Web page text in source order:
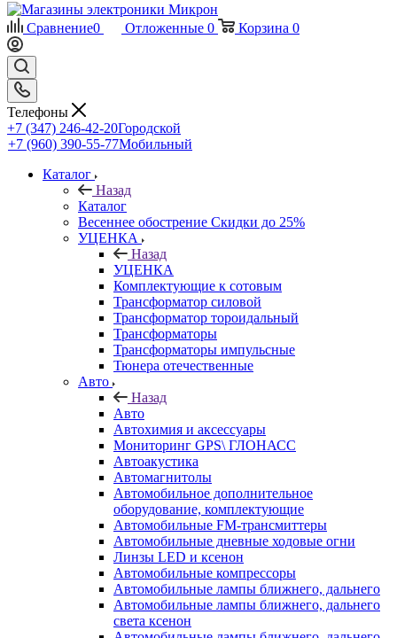
Сравнение0 Отложенные 0 Корзина 0
Телефоны
+7 (347) 246-42-20Городской
+7 (960) 390-55-77Мобильный
Каталог
Назад
Каталог
Весеннее обострение Скидки до 25%
УЦЕНКА
Назад
УЦЕНКА
Комплектующие к сотовым
Трансформатор силовой
Трансформатор тороидальный
Трансформаторы
Трансформаторы импульсные
Тюнера отечественные
Авто
Назад
Авто
Автохимия и аксессуары
Мониторинг GPS\ ГЛОНАСС
Автоакустика
Автомагнитолы
Автомобильное дополнительное
оборудование, комплектующие
Автомобильные FM-трансмиттеры
Автомобильные дневные ходовые огни
Линзы LED и ксенон
Автомобильные компрессоры
Автомобильные лампы ближнего, дальнего
Автомобильные лампы ближнего, дальнего
света ксенон